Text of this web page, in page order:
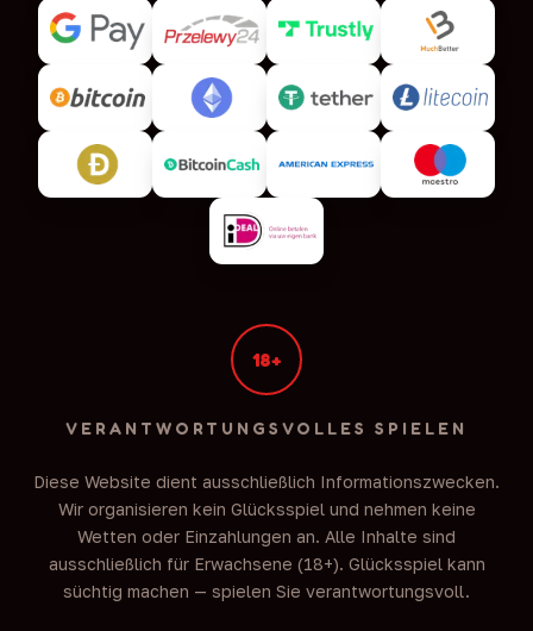
18+
VERANTWORTUNGSVOLLES SPIELEN
Diese Website dient ausschließlich Informationszwecken.
Wir organisieren kein Glücksspiel und nehmen keine
Wetten oder Einzahlungen an. Alle Inhalte sind
ausschließlich für Erwachsene (18+). Glücksspiel kann
süchtig machen — spielen Sie verantwortungsvoll.
5 Lions Megaways Support